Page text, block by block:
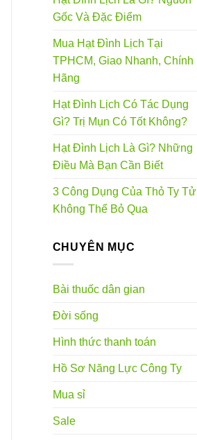
Gốc Và Đặc Điểm
Mua Hạt Đình Lịch Tại
TPHCM, Giao Nhanh, Chính
Hãng
Hạt Đình Lịch Có Tác Dụng
Gì? Trị Mụn Có Tốt Không?
Hạt Đình Lịch Là Gì? Những
Điều Mà Bạn Cần Biết
3 Công Dụng Của Thỏ Ty Tử
Không Thể Bỏ Qua
CHUYÊN MỤC
Bài thuốc dân gian
Đời sống
Hình thức thanh toán
Hồ Sơ Năng Lực Công Ty
Mua sỉ
Sale